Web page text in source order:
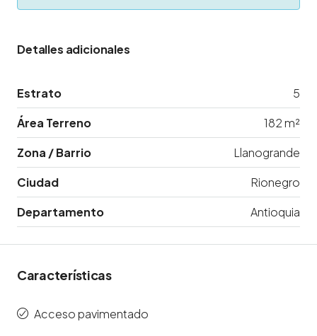
Detalles adicionales
Estrato
5
Área Terreno
182 m²
Zona / Barrio
Llanogrande
Ciudad
Rionegro
Departamento
Antioquia
Características
Acceso pavimentado